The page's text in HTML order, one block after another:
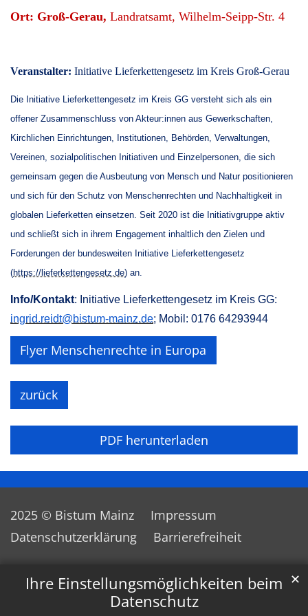
Ihre Einstellungsmöglichkeiten beim
Datenschutz
✕
Ort: Groß-Gerau, Landratsamt, Wilhelm-Seipp-Str. 4
Veranstalter: Initiative Lieferkettengesetz im Kreis Groß-Gerau
Die Initiative Lieferkettengesetz im Kreis GG versteht sich als ein
offener Zusammenschluss von Akteur:innen aus Gewerkschaften,
Kirchlichen Einrichtungen, Institutionen, Behörden, Verwaltungen,
Vereinen, sozialpolitischen Initiativen und Einzelpersonen, die sich
gemeinsam gegen die Ausbeutung von Mensch und Natur positionieren
und sich für den Schutz von Menschenrechten und Nachhaltigkeit in
globalen Lieferketten einsetzen. Seit 2020 ist die Initiativgruppe aktiv
und schließt sich in ihrem Engagement inhaltlich den Zielen und
Forderungen der bundesweiten Initiative Lieferkettengesetz
(https://lieferkettengesetz.de) an.
Info/Kontakt: Initiative Lieferkettengesetz im Kreis GG:
ingrid.reidt@bistum-mainz.de; Mobil: 0176 64293944
Flyer Menschenrechte in Europa
zurück
PDF herunterladen
2025 © Bistum Mainz
Impressum
Datenschutzerklärung
Barrierefreiheit